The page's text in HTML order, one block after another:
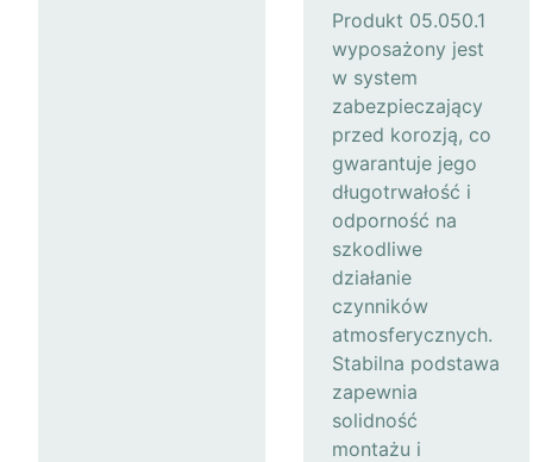
Produkt 05.050.1
wyposażony jest
w system
zabezpieczający
przed korozją, co
gwarantuje jego
długotrwałość i
odporność na
szkodliwe
działanie
czynników
atmosferycznych.
Stabilna podstawa
zapewnia
solidność
montażu i